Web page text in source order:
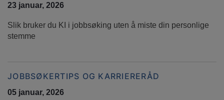
23 januar, 2026
Slik bruker du KI i jobbsøking uten å miste din personlige
stemme
JOBBSØKERTIPS OG KARRIERERÅD
05 januar, 2026